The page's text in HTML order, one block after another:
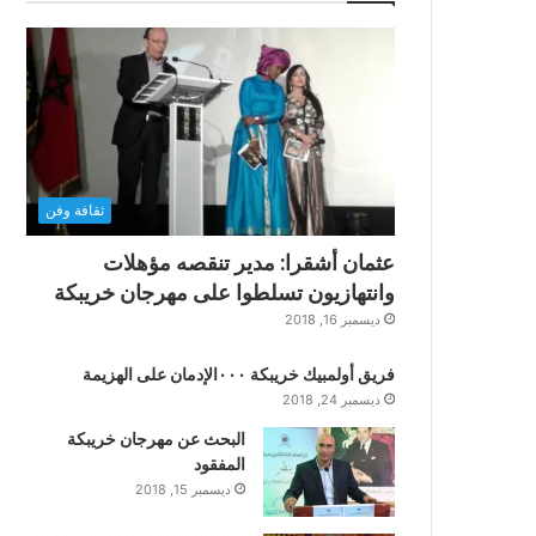
ثقافة وفن
عثمان أشقرا: مدير تنقصه مؤهلات
وانتهازيون تسلطوا على مهرجان خريبكة
ديسمبر 16, 2018
فريق أولمبيك خريبكة ٠٠٠الإدمان على الهزيمة
ديسمبر 24, 2018
البحث عن مهرجان خريبكة
المفقود
ديسمبر 15, 2018